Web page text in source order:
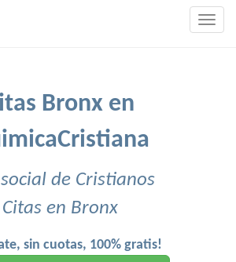
Bronx en
de Cristianos
Citas en Bronx
sin cuotas, 100% gratis!